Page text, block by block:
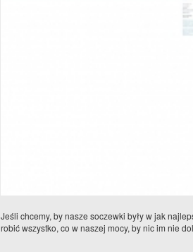
Jeśli chcemy, by nasze soczewki były w jak
robić wszystko, co w naszej mocy, by nic im nie